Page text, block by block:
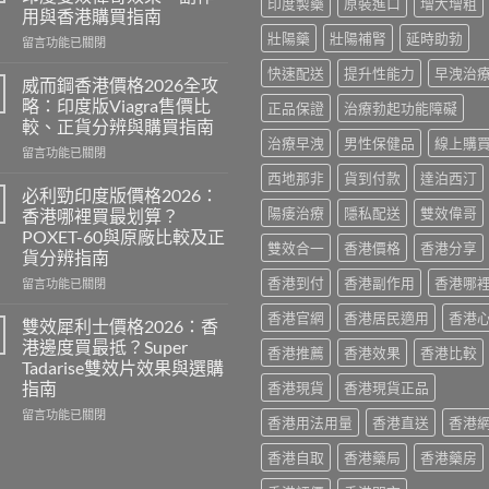
用與香港購買指南
在
P-
Force
評
價
2026：
度
雙
效
偉
哥
效
副
作
用
與
香
港
留言功能已關閉
威而鋼香港價格2026全攻
略：印度版Viagra售價比
較、正貨分辨與購買指南
在
而
鋼
香
港
價
格
全
攻
略：
印
度
版
留言功能已關閉
必利勁印度版價格2026：
香港哪裡買最划算？
POXET-60與原廠比較及正
貨分辨指南
在
利
勁
印
度
版
價
留言功能已關閉
雙效犀利士價格2026：香
港邊度買最抵？Super
Tadarise雙效片效果與選購
指南
在
留言功能已關閉
印度製藥
原裝進口
增大增粗
壯陽藥
壯陽補腎
延時助勃
快速配送
提升性能力
早洩治療
正品保證
治療勃起功能障礙
治療早洩
男性保健品
線上購買
西地那非
貨到付款
達泊西汀
陽痿治療
隱私配送
雙效偉哥
雙效合一
香港價格
香港分享
香港到付
香港副作用
香港哪
香港官網
香港居民適用
香港
香港推薦
香港效果
香港比較
香港現貨
香港現貨正品
香港用法用量
香港直送
香港
香港自取
香港藥局
香港藥房